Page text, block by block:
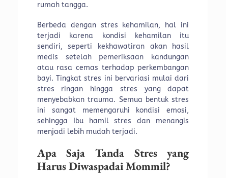
rumah tangga.
Berbeda dengan stres kehamilan, hal ini
terjadi karena kondisi kehamilan itu
sendiri, seperti kekhawatiran akan hasil
medis setelah pemeriksaan kandungan
atau rasa cemas terhadap perkembangan
bayi. Tingkat stres ini bervariasi mulai dari
stres ringan hingga stres yang dapat
menyebabkan trauma. Semua bentuk stres
ini sangat memengaruhi kondisi emosi,
sehingga Ibu hamil stres dan menangis
menjadi lebih mudah terjadi.
Apa Saja Tanda Stres yang
Harus Diwaspadai Mommil?